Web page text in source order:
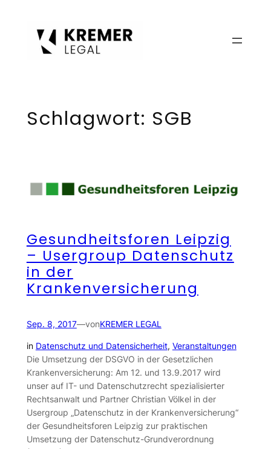
Schlagwort: SGB
Gesundheitsforen Leipzig
– Usergroup Datenschutz
in der
Krankenversicherung
Sep. 8, 2017—vonKREMER LEGAL
in Datenschutz und Datensicherheit, Veranstaltungen
Die Umsetzung der DSGVO in der Gesetzlichen
Krankenversicherung: Am 12. und 13.9.2017 wird
unser auf IT- und Datenschutzrecht spezialisierter
Rechtsanwalt und Partner Christian Völkel in der
Usergroup „Datenschutz in der Krankenversicherung“
der Gesundheitsforen Leipzig zur praktischen
Umsetzung der Datenschutz-Grundverordnung